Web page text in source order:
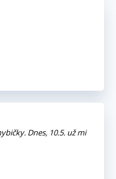
Dnes, 10.5. už mi